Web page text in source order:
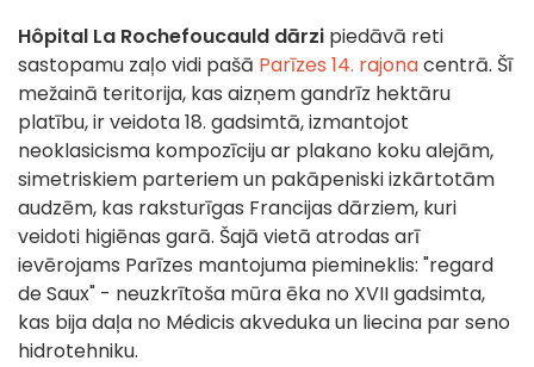
Hôpital La Rochefoucauld dārzi piedāvā reti
sastopamu zaļo vidi pašā Parīzes 14. rajonacentrā. Šī
mežainā teritorija, kas aizņem gandrīz hektāru
platību, ir veidota 18. gadsimtā, izmantojot
neoklasicisma kompozīciju ar plakano koku alejām,
simetriskiem parteriem un pakāpeniski izkārtotām
audzēm, kas raksturīgas Francijas dārziem, kuri
veidoti higiēnas garā. Šajā vietā atrodas arī
ievērojams Parīzes mantojuma piemineklis: "regard
de Saux" - neuzkrītoša mūra ēka no XVII gadsimta,
kas bija daļa no Médicis akveduka un liecina par seno
hidrotehniku.